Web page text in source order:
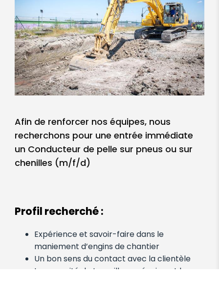
Afin de renforcer nos équipes, nous
recherchons pour une entrée immédiate
un Conducteur de pelle sur pneus ou sur
chenilles (m/f/d)
Profil recherché:
Expérience et savoir-faire dans le
maniement d’engins de chantier
Un bon sens du contact avec la clientèle
La capacité de travailler en équipe et la